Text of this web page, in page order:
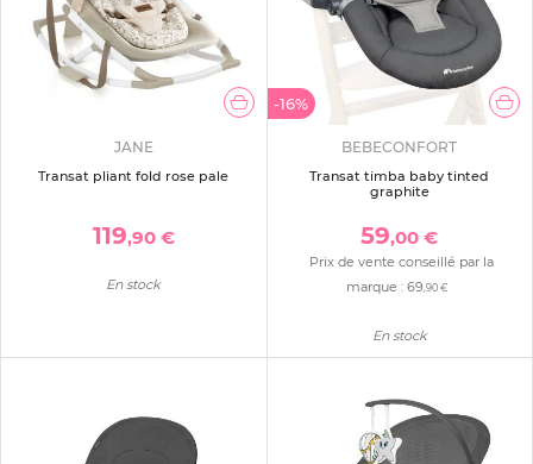
JANE
Transat pliant fold rose pale
119,90 €
En stock
-16%
BEBECONFORT
Transat timba baby tinted
graphite
59,00 €
Prix de vente conseillé par la
marque : 69,90 €
En stock